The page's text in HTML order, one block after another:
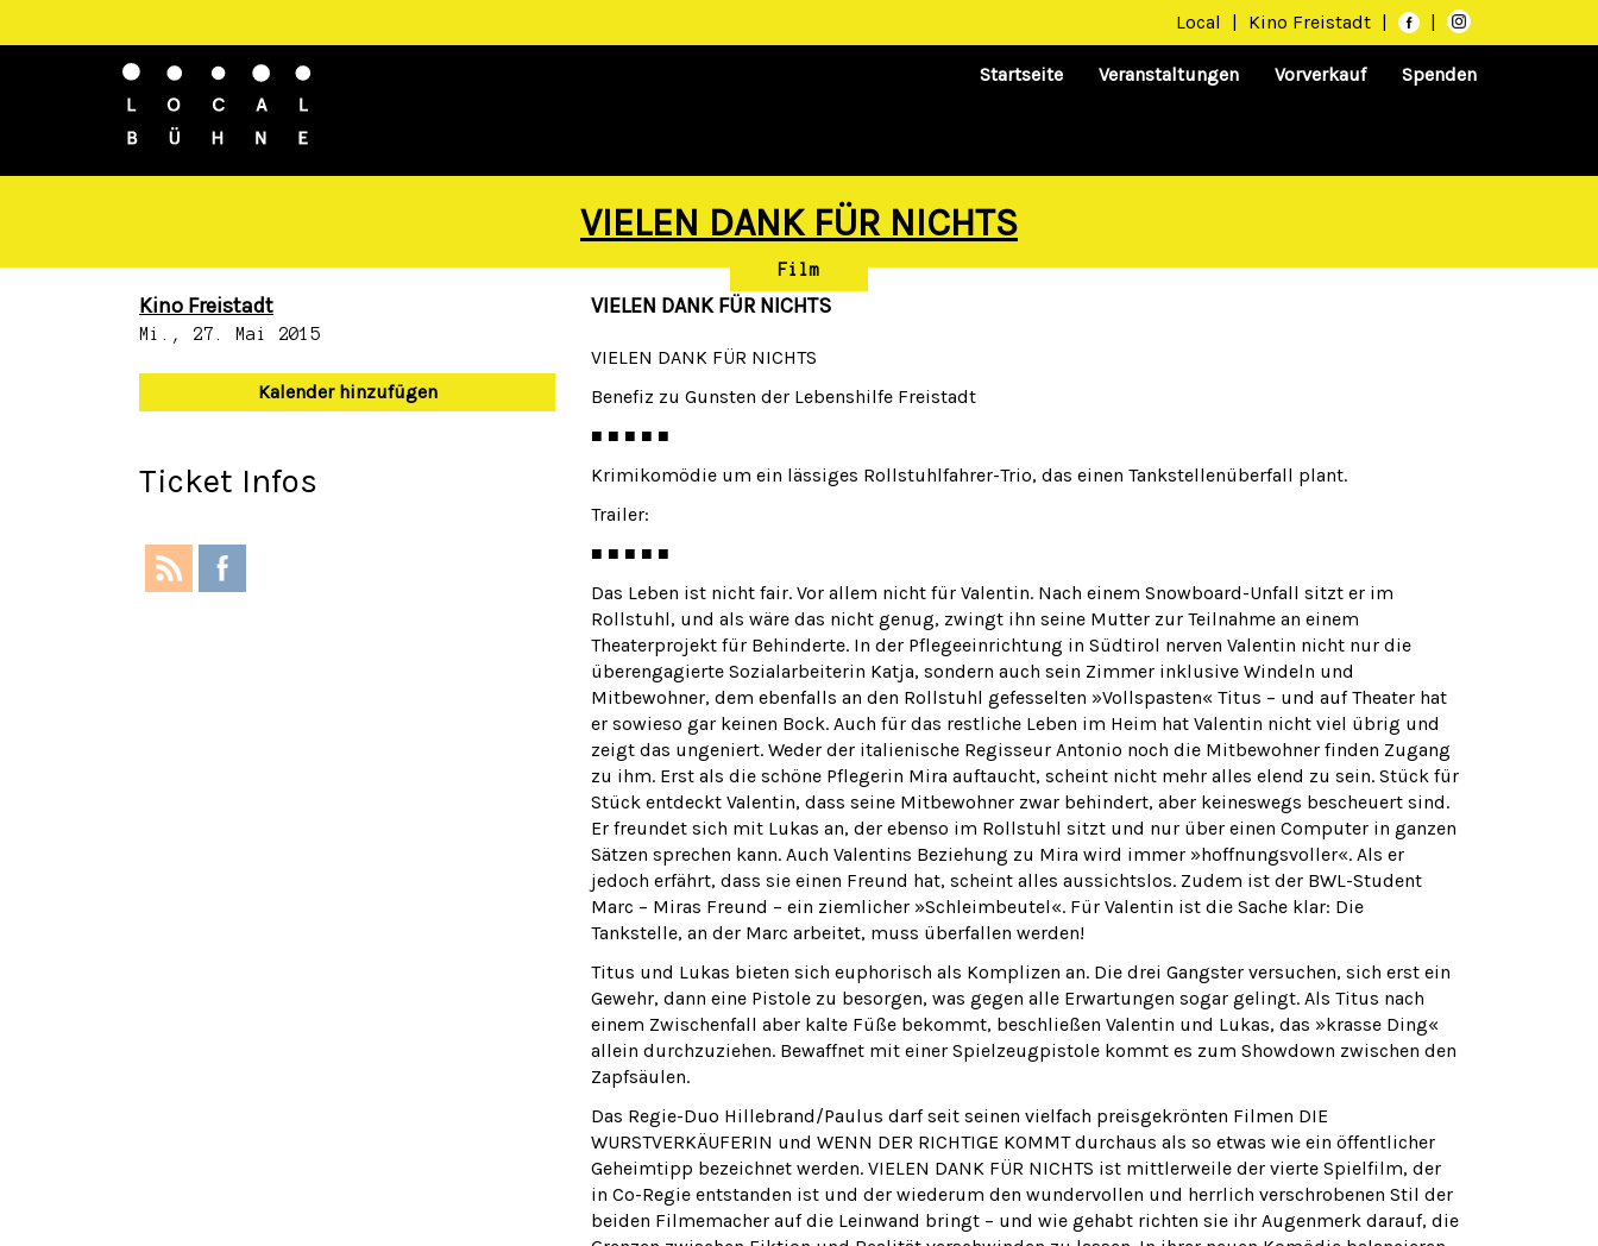
Local | Kino Freistadt | |
Startseite Veranstaltungen Vorverkauf Spenden
VIELEN DANK FÜR NICHTS
Film
Kino Freistadt
Mi., 27. Mai 2015
Kalender hinzufügen
Ticket Infos
VIELEN DANK FÜR NICHTS
VIELEN DANK FÜR NICHTS
Benefiz zu Gunsten der Lebenshilfe Freistadt
■ ■ ■ ■ ■
Krimikomödie um ein lässiges Rollstuhlfahrer-Trio, das einen Tankstellenüberfall plant.
Trailer:
■ ■ ■ ■ ■
Das Leben ist nicht fair. Vor allem nicht für Valentin. Nach einem Snowboard-Unfall sitzt er im
Rollstuhl, und als wäre das nicht genug, zwingt ihn seine Mutter zur Teilnahme an einem
Theaterprojekt für Behinderte. In der Pflegeeinrichtung in Südtirol nerven Valentin nicht nur die
überengagierte Sozialarbeiterin Katja, sondern auch sein Zimmer inklusive Windeln und
Mitbewohner, dem ebenfalls an den Rollstuhl gefesselten »Vollspasten« Titus – und auf Theater hat
er sowieso gar keinen Bock. Auch für das restliche Leben im Heim hat Valentin nicht viel übrig und
zeigt das ungeniert. Weder der italienische Regisseur Antonio noch die Mitbewohner finden Zugang
zu ihm. Erst als die schöne Pflegerin Mira auftaucht, scheint nicht mehr alles elend zu sein. Stück für
Stück entdeckt Valentin, dass seine Mitbewohner zwar behindert, aber keineswegs bescheuert sind.
Er freundet sich mit Lukas an, der ebenso im Rollstuhl sitzt und nur über einen Computer in ganzen
Sätzen sprechen kann. Auch Valentins Beziehung zu Mira wird immer »hoffnungsvoller«. Als er
jedoch erfährt, dass sie einen Freund hat, scheint alles aussichtslos. Zudem ist der BWL-Student
Marc – Miras Freund – ein ziemlicher »Schleimbeutel«. Für Valentin ist die Sache klar: Die
Tankstelle, an der Marc arbeitet, muss überfallen werden!
Titus und Lukas bieten sich euphorisch als Komplizen an. Die drei Gangster versuchen, sich erst ein
Gewehr, dann eine Pistole zu besorgen, was gegen alle Erwartungen sogar gelingt. Als Titus nach
einem Zwischenfall aber kalte Füße bekommt, beschließen Valentin und Lukas, das »krasse Ding«
allein durchzuziehen. Bewaffnet mit einer Spielzeugpistole kommt es zum Showdown zwischen den
Zapfsäulen.
Das Regie-Duo Hillebrand/Paulus darf seit seinen vielfach preisgekrönten Filmen DIE
WURSTVERKÄUFERIN und WENN DER RICHTIGE KOMMT durchaus als so etwas wie ein öffentlicher
Geheimtipp bezeichnet werden. VIELEN DANK FÜR NICHTS ist mittlerweile der vierte Spielfilm, der
in Co-Regie entstanden ist und der wiederum den wundervollen und herrlich verschrobenen Stil der
beiden Filmemacher auf die Leinwand bringt – und wie gehabt richten sie ihr Augenmerk darauf, die